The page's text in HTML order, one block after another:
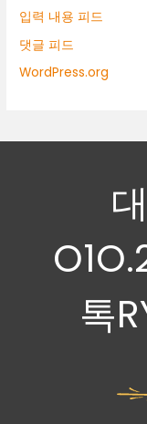
입력 내용 피드
댓글 피드
WordPress.org
톡